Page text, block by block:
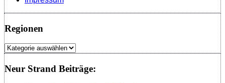
Regionen
Regionen
Neur Strand Beiträge: